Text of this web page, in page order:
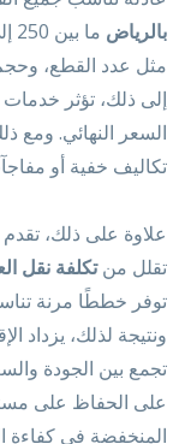
بالرياض
مثل عدد القطع، وحجم
إلى ذلك، تؤثر خدمات
السعر النهائي. ومع
تكاليف خفية أو
علاوة على ذلك،
تقلل منتكلفة نقل
توفر خططًا مرنة
ونتيجة لذلك، يزداد
تجمع بين الجودة
على الحفاظ على
المنخفضة في كفاءة